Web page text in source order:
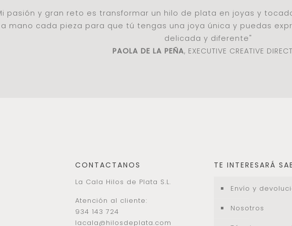
pasión y gran reto es transformar un hilo de plata en joyas y
a mano cada pieza para que tú tengas una joya única y puedas
delicada y diferente"
PAOLA DE LA PEÑA, EXECUTIVE CREATIVE
CONTACTANOS
La Cala Hilos de Plata S.L.
Atención al cliente:
934 143 724
lacala@hilosdeplata.com
TE INTERESARÁ
Envío y
Nosotros